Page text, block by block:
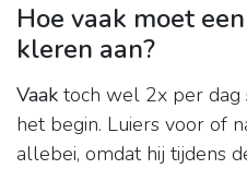
Hoe vaak moet
kleren aan?
Vaak toch wel 2x per dag
het begin. Luiers voor of
allebei, omdat hij tijdens